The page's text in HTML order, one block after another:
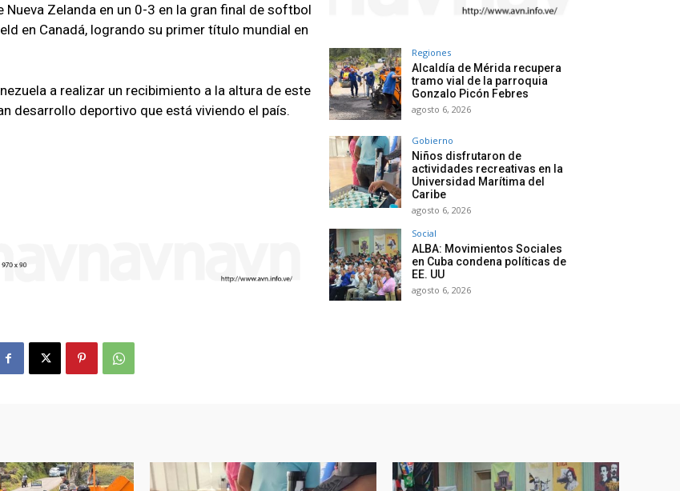
Zelanda en un 0-3 en la gran final de softbol
en Canadá, logrando su primer título mundial en
a realizar un recibimiento a la altura de este
desarrollo deportivo que está viviendo el país.
Regiones
Alcaldía de Mérida recupera
tramo vial de la parroquia
Gonzalo Picón Febres
agosto 6, 2026
Gobierno
Niños disfrutaron de
actividades recreativas en la
Universidad Marítima del
Caribe
agosto 6, 2026
Social
ALBA: Movimientos Sociales
en Cuba condena políticas de
EE. UU
agosto 6, 2026